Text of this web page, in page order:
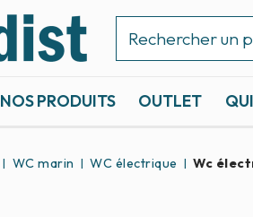
NOS PRODUITS OUTLET
WC marin WC électrique Wc